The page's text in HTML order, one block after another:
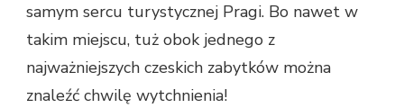
samym sercu turystycznej Pragi. Bo nawet w
takim miejscu, tuż obok jednego z
najważniejszych czeskich zabytków można
znaleźć chwilę wytchnienia!